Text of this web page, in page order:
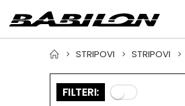
STRIPOVI STRIPOVI
FILTERI: